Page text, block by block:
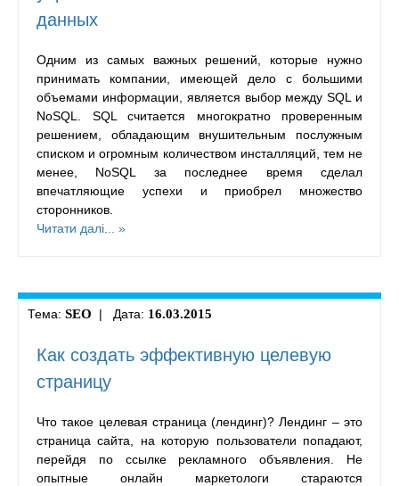
данных
Одним из самых важных решений, которые нужно
принимать компании, имеющей дело с большими
объемами информации, является выбор между SQL и
NoSQL. SQL считается многократно проверенным
решением, обладающим внушительным послужным
списком и огромным количеством инсталляций, тем не
менее, NoSQL за последнее время сделал
впечатляющие успехи и приобрел множество
сторонников.
Читати далі... »
Тема: SEO | Дата: 16.03.2015
Как создать эффективную целевую
страницу
Что такое целевая страница (лендинг)? Лендинг – это
страница сайта, на которую пользователи попадают,
перейдя по ссылке рекламного объявления. Не
опытные онлайн маркетологи стараются